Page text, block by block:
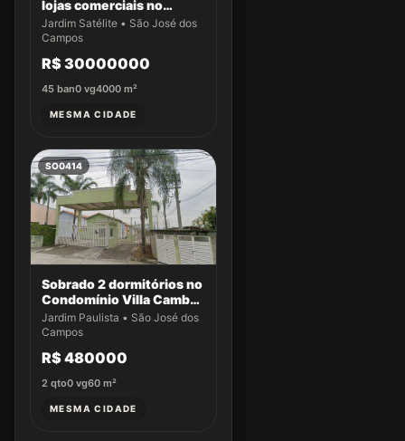
lojas comerciais no
Jardim Satélite
Jardim Satélite • São José dos
Campos
R$ 30000000
45 ban0 vg4000 m²
MESMA CIDADE
SO0414
Sobrado 2 dormitórios no
Condomínio Villa Cambuí
- Casa 004
Jardim Paulista • São José dos
Campos
R$ 480000
2 qto0 vg60 m²
MESMA CIDADE